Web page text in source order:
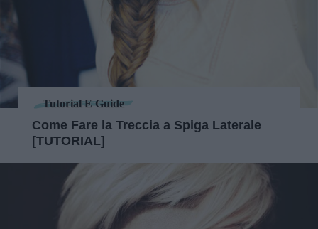
Tutorial E Guide
Come Fare la Treccia a Spiga Laterale
[TUTORIAL]